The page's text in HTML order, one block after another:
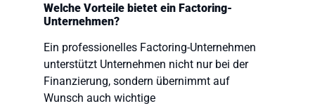
Welche Vorteile bietet ein Factoring-
Unternehmen?
Ein professionelles Factoring-Unternehmen
unterstützt Unternehmen nicht nur bei der
Finanzierung, sondern übernimmt auf
Wunsch auch wichtige